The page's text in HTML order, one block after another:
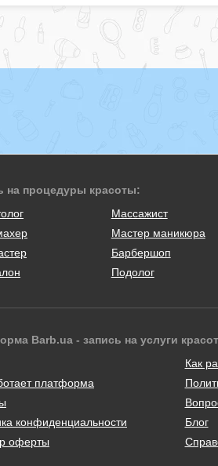
на процедуры красоты:
Массажист
Мастер маникюра
Барбершоп
Подолог
Barb.ua - запись на услуги
платформа
конфиденциальности
оферты
Как
Блог